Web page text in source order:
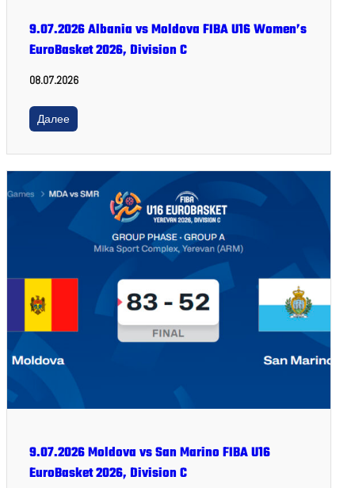
9.07.2026 Albania vs Moldova FIBA U16 Women’s
EuroBasket 2026, Division C
08.07.2026
Далее
9.07.2026 Moldova vs San Marino FIBA U16
EuroBasket 2026, Division C